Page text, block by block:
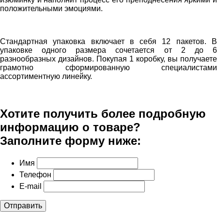
положительными эмоциями.
Стандартная упаковка включает в себя 12 пакетов. В
упаковке одного размера сочетается от 2 до 6
разнообразных дизайнов. Покупая 1 коробку, вы получаете
грамотно сформированную специалистами
ассортиментную линейку.
Хотите получить более подробную
информацию о товаре?
Заполните форму ниже:
Имя
Телефон
E-mail
Отправить